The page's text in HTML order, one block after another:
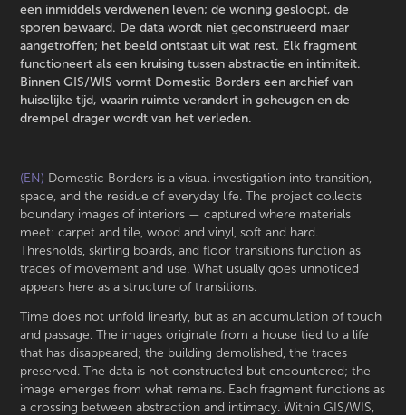
een inmiddels verdwenen leven; de woning gesloopt, de
sporen bewaard. De data wordt niet geconstrueerd maar
aangetroffen; het beeld ontstaat uit wat rest. Elk fragment
functioneert als een kruising tussen abstractie en intimiteit.
Binnen GIS/WIS vormt Domestic Borders een archief van
huiselijke tijd, waarin ruimte verandert in geheugen en de
drempel drager wordt van het verleden.
(EN) Domestic Borders is a visual investigation into transition,
space, and the residue of everyday life. The project collects
boundary images of interiors — captured where materials
meet: carpet and tile, wood and vinyl, soft and hard.
Thresholds, skirting boards, and floor transitions function as
traces of movement and use. What usually goes unnoticed
appears here as a structure of transitions.
Time does not unfold linearly, but as an accumulation of touch
and passage. The images originate from a house tied to a life
that has disappeared; the building demolished, the traces
preserved. The data is not constructed but encountered; the
image emerges from what remains. Each fragment functions as
a crossing between abstraction and intimacy. Within GIS/WIS,